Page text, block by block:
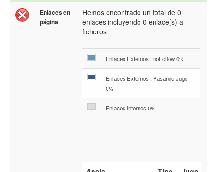
Enlaces en
página
Hemos encontrado un total de 0
enlaces incluyendo 0 enlace(s) a
ficheros
Enlaces Externos : noFollow 0%
Enlaces Externos : Pasando Jugo
0%
Enlaces Internos 0%